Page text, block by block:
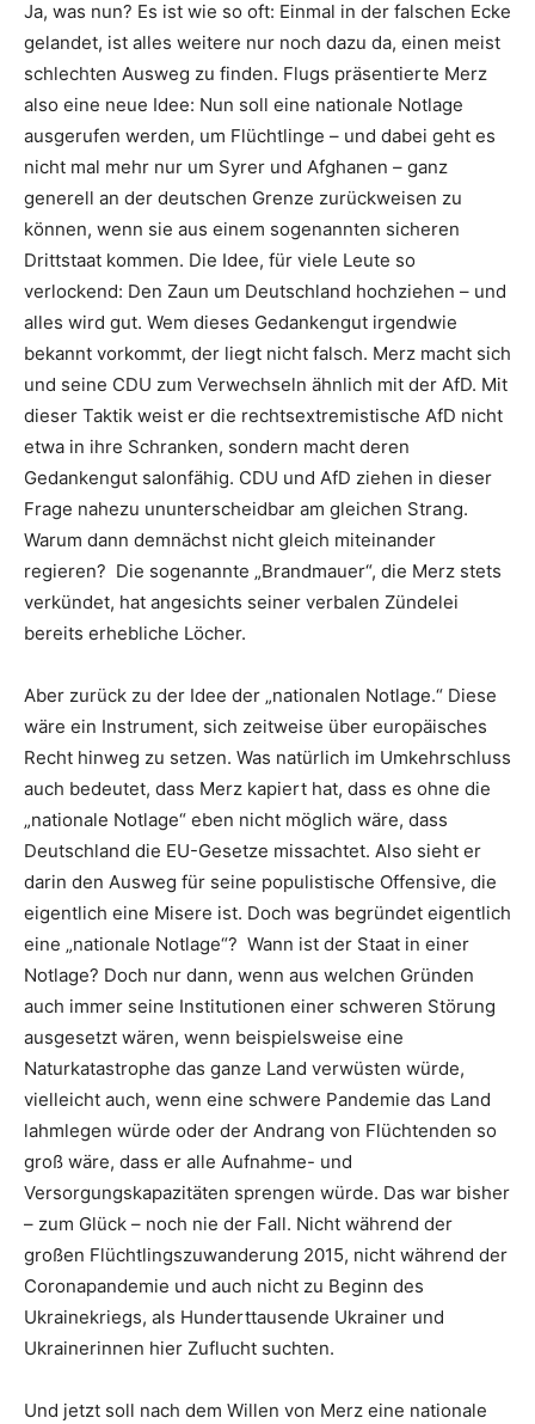
Ja, was nun? Es ist wie so oft: Einmal in der falschen Ecke
gelandet, ist alles weitere nur noch dazu da, einen meist
schlechten Ausweg zu finden. Flugs präsentierte Merz
also eine neue Idee: Nun soll eine nationale Notlage
ausgerufen werden, um Flüchtlinge – und dabei geht es
nicht mal mehr nur um Syrer und Afghanen – ganz
generell an der deutschen Grenze zurückweisen zu
können, wenn sie aus einem sogenannten sicheren
Drittstaat kommen. Die Idee, für viele Leute so
verlockend: Den Zaun um Deutschland hochziehen – und
alles wird gut. Wem dieses Gedankengut irgendwie
bekannt vorkommt, der liegt nicht falsch. Merz macht sich
und seine CDU zum Verwechseln ähnlich mit der AfD. Mit
dieser Taktik weist er die rechtsextremistische AfD nicht
etwa in ihre Schranken, sondern macht deren
Gedankengut salonfähig. CDU und AfD ziehen in dieser
Frage nahezu ununterscheidbar am gleichen Strang.
Warum dann demnächst nicht gleich miteinander
regieren? Die sogenannte „Brandmauer“, die Merz stets
verkündet, hat angesichts seiner verbalen Zündelei
bereits erhebliche Löcher.
Aber zurück zu der Idee der „nationalen Notlage.“ Diese
wäre ein Instrument, sich zeitweise über europäisches
Recht hinweg zu setzen. Was natürlich im Umkehrschluss
auch bedeutet, dass Merz kapiert hat, dass es ohne die
„nationale Notlage“ eben nicht möglich wäre, dass
Deutschland die EU-Gesetze missachtet. Also sieht er
darin den Ausweg für seine populistische Offensive, die
eigentlich eine Misere ist. Doch was begründet eigentlich
eine „nationale Notlage“? Wann ist der Staat in einer
Notlage? Doch nur dann, wenn aus welchen Gründen
auch immer seine Institutionen einer schweren Störung
ausgesetzt wären, wenn beispielsweise eine
Naturkatastrophe das ganze Land verwüsten würde,
vielleicht auch, wenn eine schwere Pandemie das Land
lahmlegen würde oder der Andrang von Flüchtenden so
groß wäre, dass er alle Aufnahme- und
Versorgungskapazitäten sprengen würde. Das war bisher
– zum Glück – noch nie der Fall. Nicht während der
großen Flüchtlingszuwanderung 2015, nicht während der
Coronapandemie und auch nicht zu Beginn des
Ukrainekriegs, als Hunderttausende Ukrainer und
Ukrainerinnen hier Zuflucht suchten.
Und jetzt soll nach dem Willen von Merz eine nationale